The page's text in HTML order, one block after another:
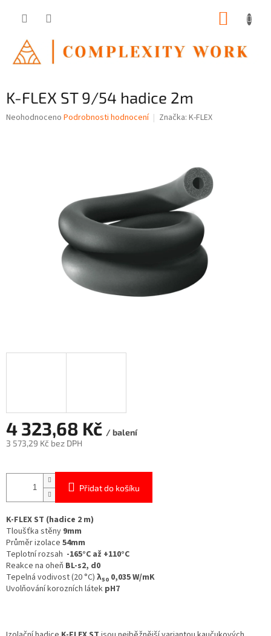
K-FLEX ST 9/54 hadice 2m
Průměrné
Neohodnoceno Podrobnosti hodnocení Značka: K-FLEX
4 323,68 Kč / balení
3 573,29 Kč bez DPH
cena:
Přidat do košíku
K-FLEX ST (hadice 2 m)
Tloušťka stěny 9mm
Průměr izolace 54mm
Teplotní rozsah -165°C až +110°C
Reakce na oheň BL-s2, d0
Tepelná vodivost (20 °C) λ50 0,035 W/mK
Uvolňování korozních látek pH7